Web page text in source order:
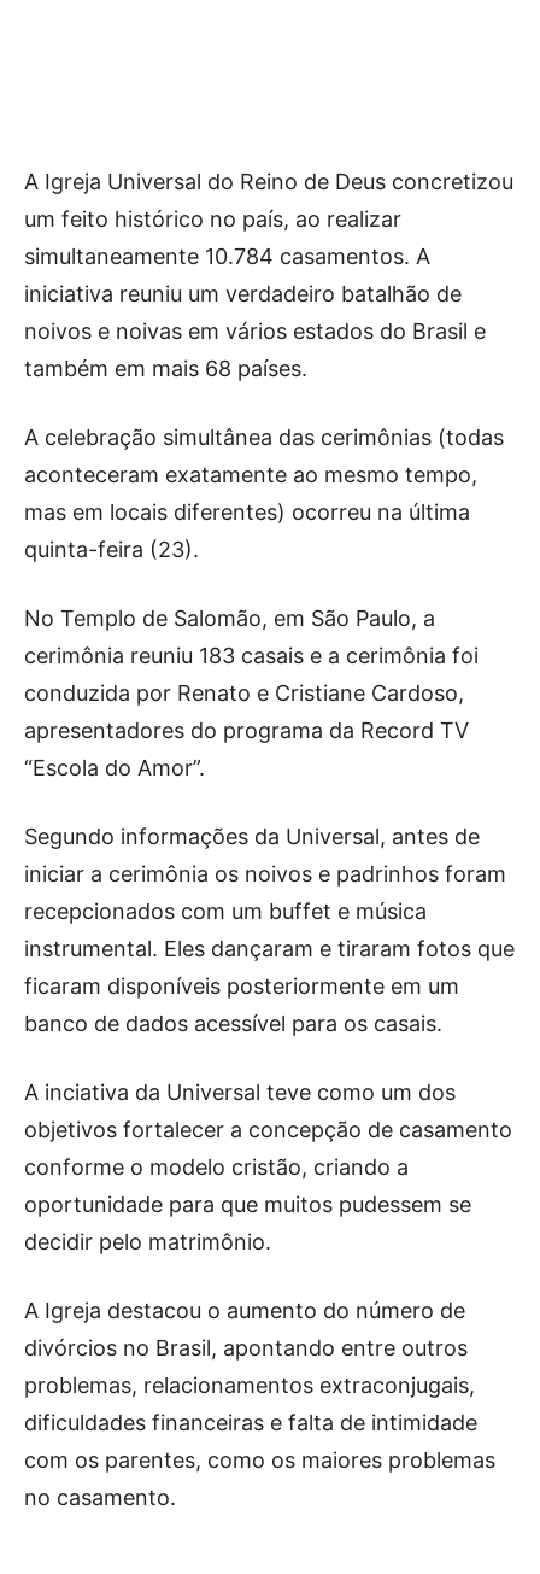
A Igreja Universal do Reino de Deus concretizou
um feito histórico no país, ao realizar
simultaneamente 10.784 casamentos. A
iniciativa reuniu um verdadeiro batalhão de
noivos e noivas em vários estados do Brasil e
também em mais 68 países.
A celebração simultânea das cerimônias (todas
aconteceram exatamente ao mesmo tempo,
mas em locais diferentes) ocorreu na última
quinta-feira (23).
No Templo de Salomão, em São Paulo, a
cerimônia reuniu 183 casais e a cerimônia foi
conduzida por Renato e Cristiane Cardoso,
apresentadores do programa da Record TV
“Escola do Amor”.
Segundo informações da Universal, antes de
iniciar a cerimônia os noivos e padrinhos foram
recepcionados com um buffet e música
instrumental. Eles dançaram e tiraram fotos que
ficaram disponíveis posteriormente em um
banco de dados acessível para os casais.
A inciativa da Universal teve como um dos
objetivos fortalecer a concepção de casamento
conforme o modelo cristão, criando a
oportunidade para que muitos pudessem se
decidir pelo matrimônio.
A Igreja destacou o aumento do número de
divórcios no Brasil, apontando entre outros
problemas, relacionamentos extraconjugais,
dificuldades financeiras e falta de intimidade
com os parentes, como os maiores problemas
no casamento.